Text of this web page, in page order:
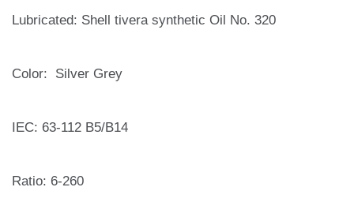
Lubricated: Shell tivera synthetic Oil No. 320
Color: Silver Grey
IEC: 63-112 B5/B14
Ratio: 6-260